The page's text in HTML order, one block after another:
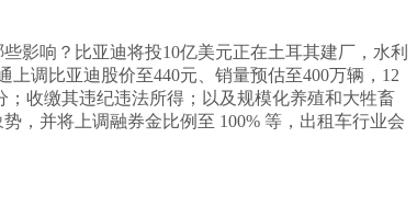
响？比亚迪将投10亿美元正在土耳其建厂，水利
调比亚迪股价至440元、销量预估至400万辆，12
；收缴其违纪违法所得；以及规模化养殖和大牲畜
，并将上调融券金比例至 100% 等，出租车行业会